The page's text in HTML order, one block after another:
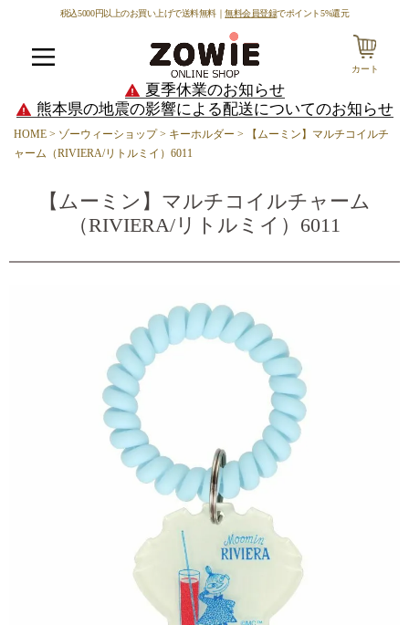
税込5000円以上のお買い上げで送料無料｜無料会員登録でポイント5%還元
カート
夏季休業のお知らせ
熊本県の地震の影響による配送についてのお知らせ
HOME ゾーウィーショップ キーホルダー
【ムーミン】マルチコイルチ
ャーム（RIVIERA/リトルミイ）6011
【ムーミン】マルチコイルチャーム
（RIVIERA/リトルミイ）6011